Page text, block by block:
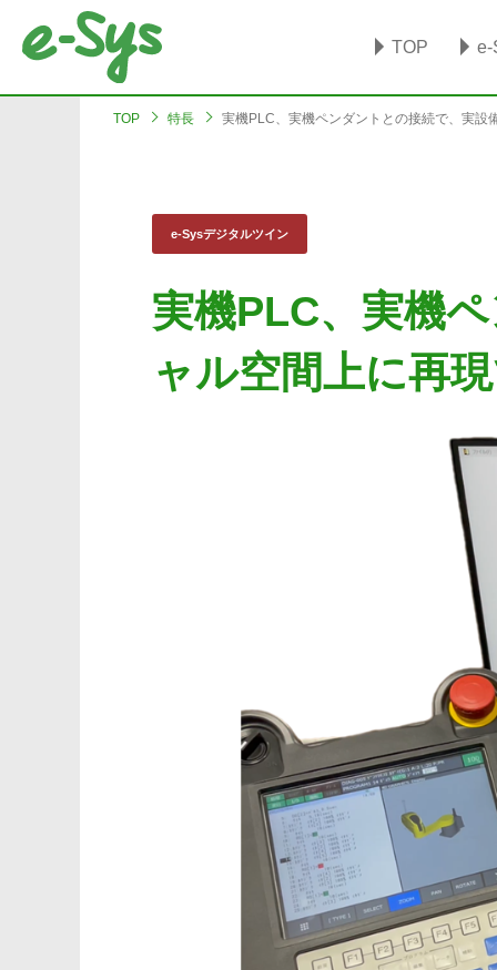
TOP e-
TOP 特長 実機PLC、実機ペンダントとの接続で、実設
e-Sysデジタルツイン
実機PLC、実機
ャル空間上に再